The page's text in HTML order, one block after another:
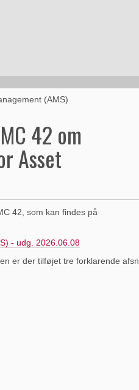
(AMS)
42 om
Asset
42, som kan findes på
- udg. 2026.06.08
er der tilføjet tre forklarende